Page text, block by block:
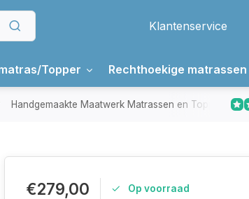
Klantenservice
Topper Rechthoekige matrassen
Handgemaakte Maatwerk Matrassen en Toppers
€279,00 Op voorraad